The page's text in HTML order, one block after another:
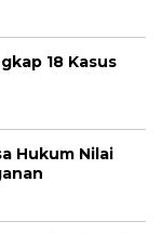
18 Kasus
Hukum Nilai